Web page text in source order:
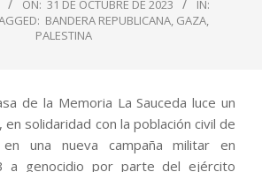
ON: 31 DE OCTUBRE DE 2023
IN:
BANDERA REPUBLICANA, GAZA,
PALESTINA
de la Memoria La Sauceda luce un
solidaridad con la población civil de
una nueva campaña militar en
a genocidio por parte del ejército